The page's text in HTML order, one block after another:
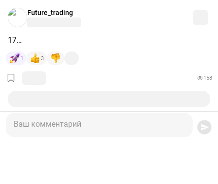
Future_trading
17…
1 3
158
Ваш комментарий